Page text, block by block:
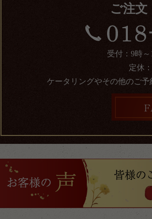
ご注文
受付：9時
定休
ケータリングやその他のご予